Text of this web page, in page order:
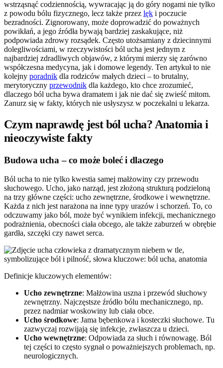
wstrząsnąć codziennością, wywracając ją do góry nogami nie tylko
z powodu bólu fizycznego, lecz także przez lęk i poczucie
bezradności. Zignorowany, może doprowadzić do poważnych
powikłań, a jego źródła bywają bardziej zaskakujące, niż
podpowiada zdrowy rozsądek. Często utożsamiany z dziecinnymi
dolegliwościami, w rzeczywistości ból ucha jest jednym z
najbardziej zdradliwych objawów, z którymi mierzy się zarówno
współczesna medycyna, jak i domowe legendy. Ten artykuł to nie
kolejny poradnik dla rodziców małych dzieci – to brutalny,
merytoryczny przewodnik dla każdego, kto chce zrozumieć,
dlaczego ból ucha bywa dramatem i jak nie dać się zwieść mitom.
Zanurz się w fakty, których nie usłyszysz w poczekalni u lekarza.
Czym naprawdę jest ból ucha? Anatomia i
nieoczywiste fakty
Budowa ucha – co może boleć i dlaczego
Ból ucha to nie tylko kwestia samej małżowiny czy przewodu
słuchowego. Ucho, jako narząd, jest złożoną strukturą podzieloną
na trzy główne części: ucho zewnętrzne, środkowe i wewnętrzne.
Każda z nich jest narażona na inne typy urazów i schorzeń. To, co
odczuwamy jako ból, może być wynikiem infekcji, mechanicznego
podrażnienia, obecności ciała obcego, ale także zaburzeń w obrębie
gardła, szczęki czy nawet serca.
Definicje kluczowych elementów:
Ucho zewnętrzne: Małżowina uszna i przewód słuchowy
zewnętrzny. Najczęstsze źródło bólu mechanicznego, np.
przez nadmiar woskowiny lub ciała obce.
Ucho środkowe: Jama bębenkowa i kosteczki słuchowe. Tu
zazwyczaj rozwijają się infekcje, zwłaszcza u dzieci.
Ucho wewnętrzne: Odpowiada za słuch i równowagę. Ból
tej części to często sygnał o poważniejszych problemach, np.
neurologicznych.